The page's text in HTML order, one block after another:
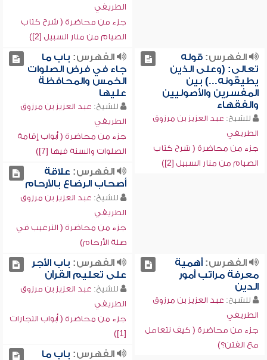
الطريفي
جزء من محاضرة ( شرح كتاب
الصيام من منار السبيل [2])
الفهرس:قوله
تعالى: (وعلى الذين
يطيقونه...) بين
المفسرين والأصوليين
والفقهاء
للشيخ: عبد العزيز بن مرزوق
الطريفي
جزء من محاضرة ( شرح كتاب
الصيام من منار السبيل [2])
الفهرس: باب ما
جاء في فرض الصلوات
الخمس والمحافظة
عليها
للشيخ: عبد العزيز بن مرزوق
الطريفي
جزء من محاضرة ( أبواب إقامة
الصلوات والسنة فيها [7])
الفهرس: علاقة
أصحاب الرضاع بالأرحام
للشيخ: عبد العزيز بن مرزوق
الطريفي
جزء من محاضرة ( الترغيب في
صلة الأرحام)
الفهرس:أهمية
معرفة مراتب أمور
الدين
للشيخ: عبد العزيز بن مرزوق
الطريفي
جزء من محاضرة ( كيف نتعامل
مع الفتن؟)
الفهرس: باب الأجر
على تعليم القرآن
للشيخ: عبد العزيز بن مرزوق
الطريفي
جزء من محاضرة ( أبواب التجارات
[1])
الفهرس: باب ما